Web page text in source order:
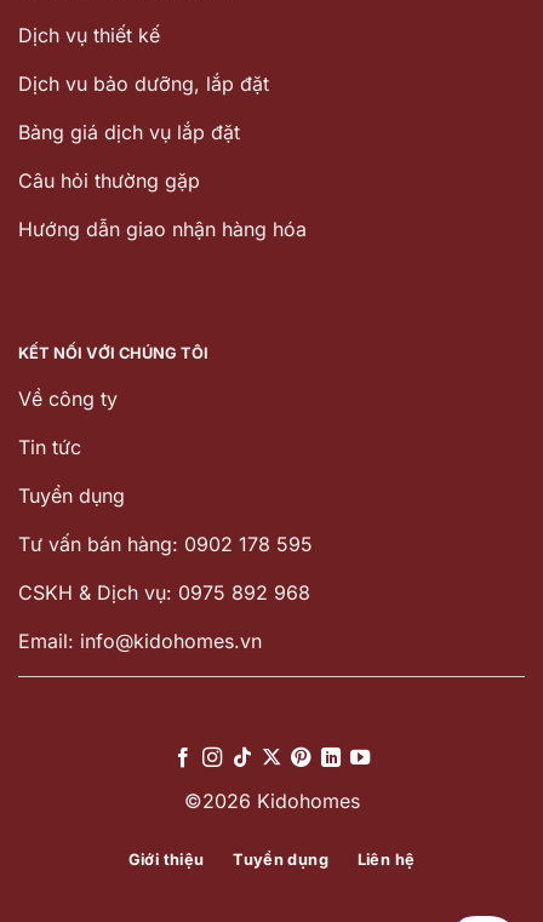
Dịch vụ thiết kế
Dịch vu bảo dưỡng, lắp đặt
Bảng giá dịch vụ lắp đặt
Câu hỏi thường gặp
Hướng dẫn giao nhận hàng hóa
KẾT NỐI VỚI CHÚNG TÔI
Về công ty
Tin tức
Tuyển dụng
Tư vấn bán hàng: 0902 178 595
CSKH & Dịch vụ: 0975 892 968
Email: info@kidohomes.vn
©2026 Kidohomes
Giới thiệu Tuyển dụng Liên hệ